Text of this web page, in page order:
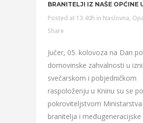
BRANITELJI IZ NAŠE OPĆINE
Posted at 13:40h in Naslovna,
Share
Jučer, 05. kolovoza na Dan
domovinske zahvalnosti u
svečarskom i pobjedničkom
raspoloženju u Kninu su se
pokroviteljstvom
branitelja i međugeneracijske